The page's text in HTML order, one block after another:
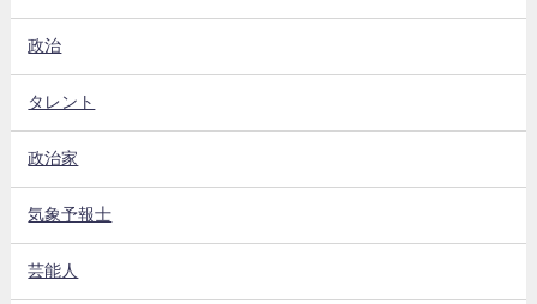
政治
タレント
政治家
気象予報士
芸能人